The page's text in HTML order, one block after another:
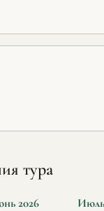
тура
2026